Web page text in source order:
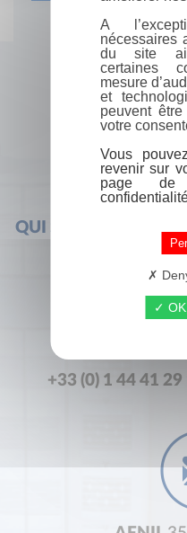
QUI SOMMES-NOUS ?
+33 (0) 1 44 41 29
A
nécessaires
du site
certaines
mesure
et
peuvent être
votre
Vous
revenir sur
page de